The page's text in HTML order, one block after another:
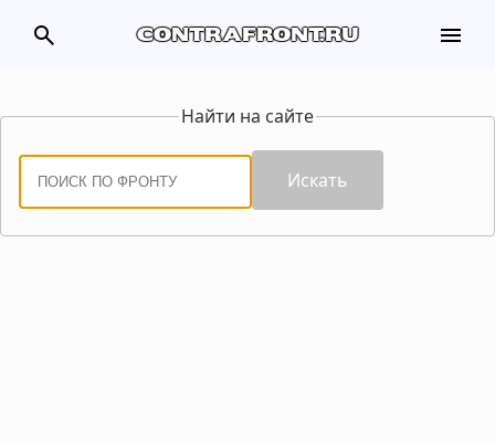
search contrafront.ru menu
Найти на сайте
Искать